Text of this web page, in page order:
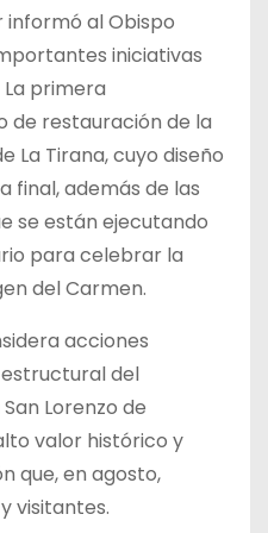
informó al Obispo
iniciativas
La primera
restauración de la
La Tirana, cuyo diseño
final, además de las
se están ejecutando
para celebrar la
del Carmen.
acciones
del
Lorenzo de
valor histórico y
que, en agosto,
visitantes.